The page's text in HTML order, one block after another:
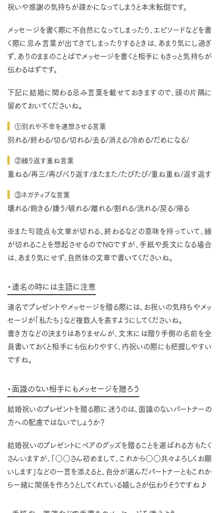
祝いや感謝の気持ちが疎かになってしまうと本末転倒です。
メッセージを書く際に不自然になってしまったり、エピソードなどを書
く際に忌み言葉が出てきてしまったりするときは、あまり気にし過ぎ
ず、ありのままのことばでメッセージを書くと相手にもきっと気持ちが
伝わるはずです。
下記に結婚に関わる忌み言葉を載せておきますので、頭の片隅に
留めておいてくださいね。
①別れや不幸を連想させる言葉
別れる/終わる/切る/切れる/去る/消える/冷める/だめになる/
②繰り返す重ね言葉
重ねる/再三/再び/くり返す/またまた/たびたび/重ね重ね/返す返す
③ネガティブな言葉
壊れる/飽きる/嫌う/破れる/離れる/割れる/流れる/戻る/帰る
※また句読点も文章が切れる、終わるなどの意味を持っていて、縁
が切れることを想起させるのでNGですが、手紙や長文になる場合
は、あまり気にせず、自然体の文章で書いてくださいね。
・連名の時には主語に注意
連名でプレゼントやメッセージを贈る際には、お祝いの気持ちやメッ
セージが「私たち」など複数人を表すようにしてくださいね。
書き方などの決まりはありませんが、文末には贈り手側の名前を全
員書いておくと相手にも伝わりやすく、内祝いの際にも把握しやすい
ですね。
・面識のない相手にもメッセージを贈ろう
結婚祝いのプレゼントを贈る際に迷うのは、面識のないパートナーの
方への配慮ではないでしょうか？
結婚祝いのプレゼントにペアのグッズを贈ることを選ばれる方もたく
さんいますが、「○○さん初めまして、これから○○共々よろしくお願
いします」などの一言を添えると、自分が選んだパートナーともこれか
ら一緒に関係を作ろうとしてくれている嬉しさが伝わりそうですね♪